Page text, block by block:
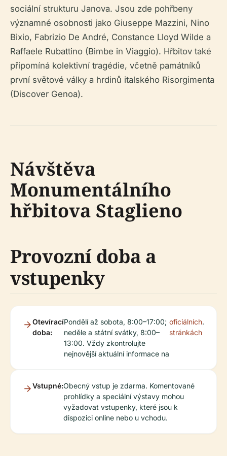
sociální strukturu Janova. Jsou zde pohřbeny
významné osobnosti jako Giuseppe Mazzini, Nino
Bixio, Fabrizio De André, Constance Lloyd Wilde a
Raffaele Rubattino (Bimbe in Viaggio). Hřbitov také
připomíná kolektivní tragédie, včetně památníků
první světové války a hrdinů italského Risorgimenta
(Discover Genoa).
Návštěva
Monumentálního
hřbitova Staglieno
Provozní doba a
vstupenky
Otevírací
doba:
Pondělí až sobota, 8:00–17:00;
neděle a státní svátky, 8:00–
13:00. Vždy zkontrolujte
nejnovější aktuální informace na
oficiálních
stránkách
.
Vstupné:Obecný vstup je zdarma. Komentované
prohlídky a speciální výstavy mohou
vyžadovat vstupenky, které jsou k
dispozici online nebo u vchodu.